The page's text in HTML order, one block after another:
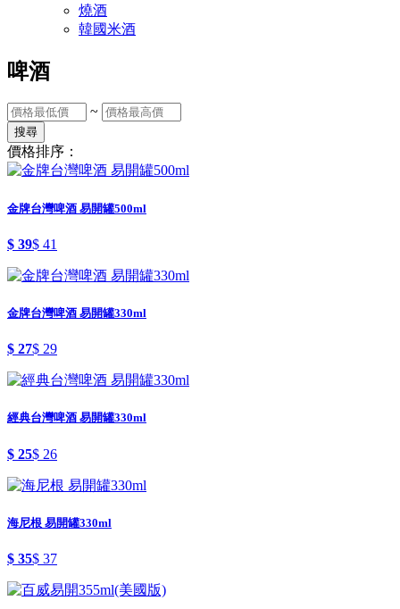
燒酒
韓國米酒
啤酒
~
搜尋
價格排序：
金牌台灣啤酒 易開罐500ml
$ 39$ 41
金牌台灣啤酒 易開罐330ml
$ 27$ 29
經典台灣啤酒 易開罐330ml
$ 25$ 26
海尼根 易開罐330ml
$ 35$ 37